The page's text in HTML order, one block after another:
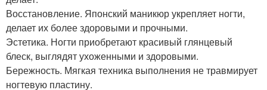
Восстановление. Японский маникюр укрепляет ногти,
делает их более здоровыми и прочными.
Эстетика. Ногти приобретают красивый глянцевый
блеск, выглядят ухоженными и здоровыми.
Бережность. Мягкая техника выполнения не травмирует
ногтевую пластину.